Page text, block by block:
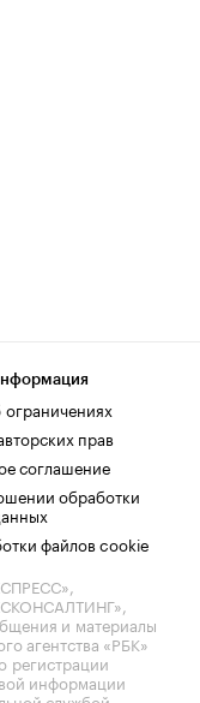
прав
соглашение
обработки
файлов cookie
и материалы
агентства «РБК»
регистрации
информации